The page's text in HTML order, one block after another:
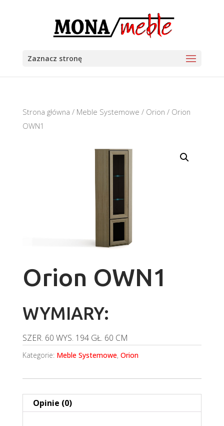
Zaznacz stronę
Strona główna / Meble Systemowe / Orion / Orion
OWN1
Orion OWN1
WYMIARY:
SZER. 60 WYS. 194 GŁ. 60 CM
Kategorie: Meble Systemowe, Orion
Opinie (0)